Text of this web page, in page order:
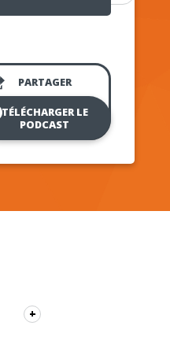
PARTAGER
TÉLÉCHARGER LE
PODCAST
+